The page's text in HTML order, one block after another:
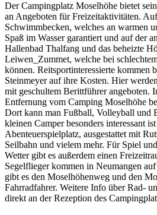
Der Campingplatz Moselhöhe bietet
an Angeboten für Freizeitaktivitäten.
Schwimmbecken, welches an warmen
Spaß im Wasser garantiert und auf der
Hallenbad Thalfang und das beheizte
Leiwen_Zummet, welche bei
können. Reitsportinteressierte kommen
Steinmeyer auf ihre Kosten. Hier
mit geschultem Berittführer angeboten.
Entfernung vom Camping Moselhöhe
Dort kann man Fußball, Volleyball und
kleinen Camper besonders interessant
Abenteuerspielplatz, ausgestattet mit
Seilbahn und vielem mehr. Für Spiel
Wetter gibt es außerdem einen
Segelflieger kommen in Neumangen
gibt es den Moselhöhenweg und den
Fahrradfahrer. Weitere Info über Rad-
direkt an der Rezeption des